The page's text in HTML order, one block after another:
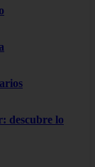
descubre lo